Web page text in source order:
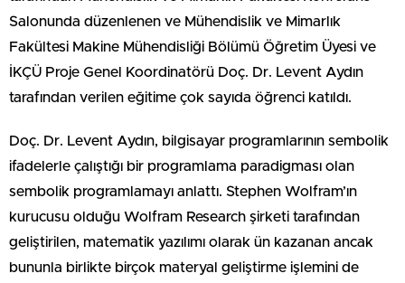
Salonunda düzenlenen ve Mühendislik ve Mimarlık
Fakültesi Makine Mühendisliği Bölümü Öğretim Üyesi ve
İKÇÜ Proje Genel Koordinatörü Doç. Dr. Levent Aydın
tarafından verilen eğitime çok sayıda öğrenci katıldı.
Doç. Dr. Levent Aydın, bilgisayar programlarının sembolik
ifadelerle çalıştığı bir programlama paradigması olan
sembolik programlamayı anlattı. Stephen Wolfram’ın
kurucusu olduğu Wolfram Research şirketi tarafından
geliştirilen, matematik yazılımı olarak ün kazanan ancak
bununla birlikte birçok materyal geliştirme işlemini de